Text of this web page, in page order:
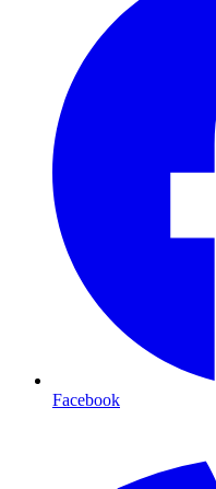
Facebook